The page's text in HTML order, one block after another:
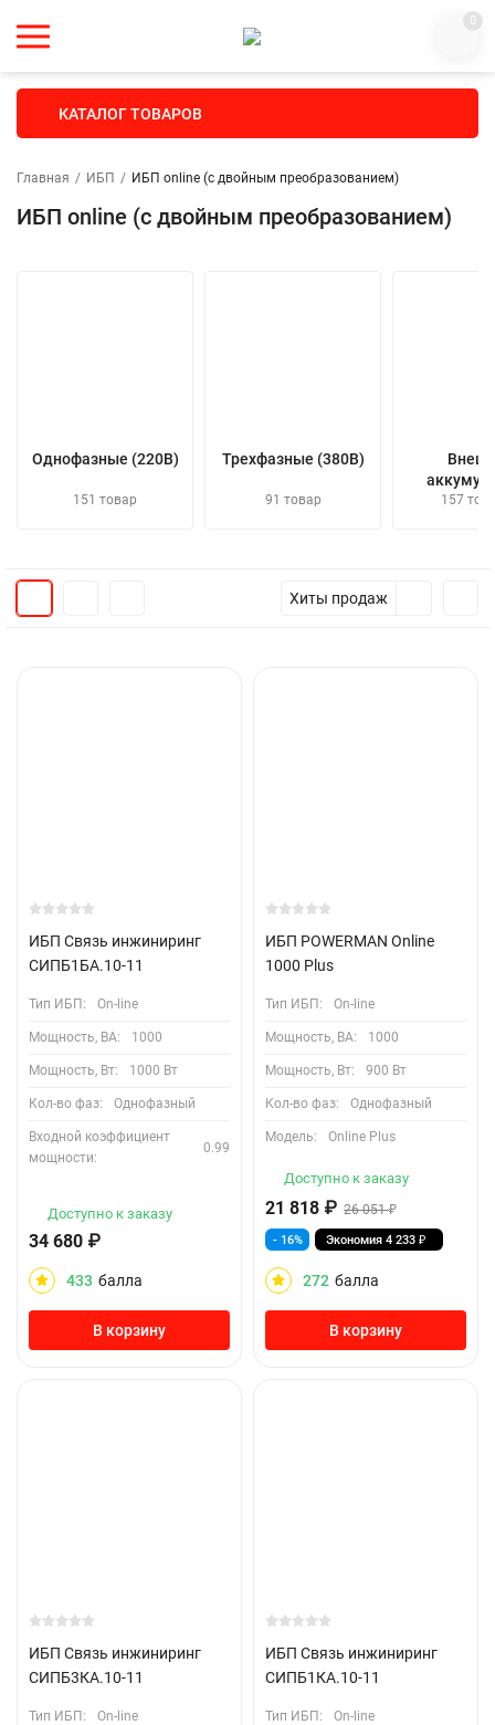
0
КАТАЛОГ ТОВАРОВ
Главная / ИБП / ИБП online (с двойным преобразованием)
ИБП online (с двойным преобразованием)
Однофазные (220В)
151 товар
Трехфазные (380В)
91 товар 157
Хиты продаж
ИБП Связь инжиниринг
СИПБ1БА.10-11
Тип ИБП: On-line
Мощность, ВА: 1000
Мощность, Вт: 1000 Вт
Кол-во фаз: Однофазный
Входной коэффициент
мощности:
0.99
Доступно к заказу
34 680 ₽
433 балла
В корзину
ИБП POWERMAN Online
1000 Plus
Тип ИБП: On-line
Мощность, ВА: 1000
Мощность, Вт: 900 Вт
Кол-во фаз: Однофазный
Модель: Online Plus
Доступно к заказу
21 818 ₽ 26 051₽
- 16% Экономия 4 233 ₽
272 балла
В корзину
ИБП Связь инжиниринг
СИПБ3КА.10-11
Тип ИБП: On-line
ИБП Связь инжиниринг
СИПБ1КА.10-11
Тип ИБП: On-line